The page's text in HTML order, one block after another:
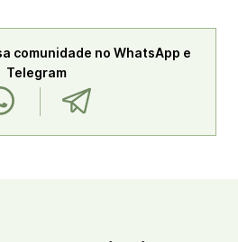
comunidade no WhatsApp e
Telegram